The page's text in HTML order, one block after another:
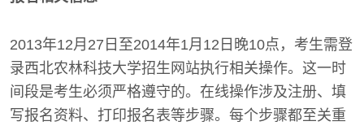
2013年12月27日至2014年1月12日晚10点，考生需登
录西北农林科技大学招生网站执行相关操作。这一时
间段是考生必须严格遵守的。在线操作涉及注册、填
写报名资料、打印报名表等步骤。每个步骤都至关重